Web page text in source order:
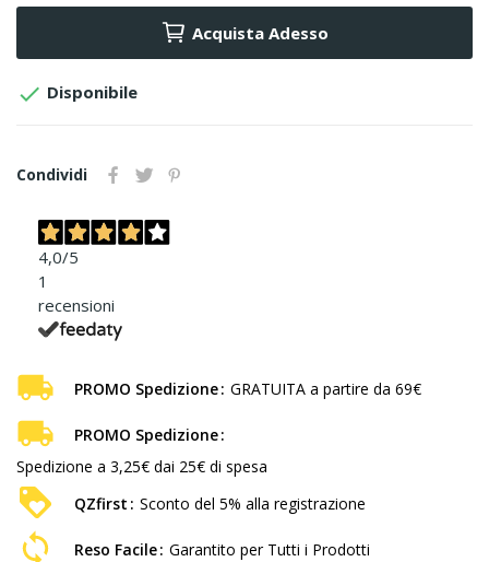
Acquista Adesso
 Disponibile
Condividi
4,0/5
1
recensioni
PROMO Spedizione GRATUITA a partire da 69€
PROMO Spedizione
Spedizione a 3,25€ dai 25€ di spesa
QZfirst
Sconto del 5% alla registrazione
Reso Facile Garantito per Tutti i Prodotti